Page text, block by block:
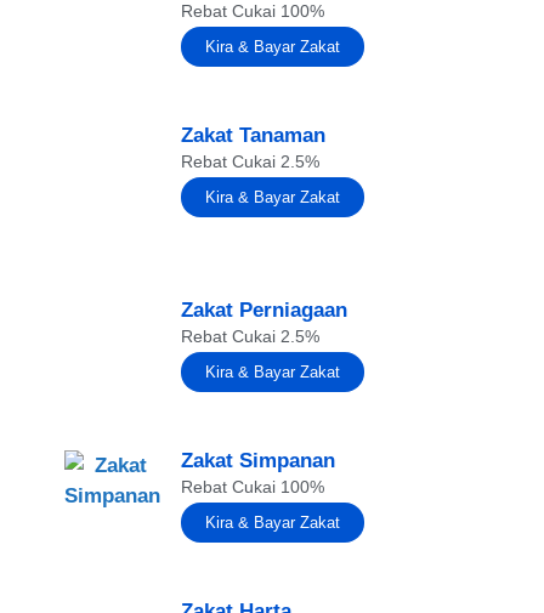
Rebat Cukai 100%
Kira & Bayar Zakat
Zakat Tanaman
Rebat Cukai 2.5%
Kira & Bayar Zakat
Zakat Perniagaan
Rebat Cukai 2.5%
Kira & Bayar Zakat
Zakat Simpanan
Rebat Cukai 100%
Kira & Bayar Zakat